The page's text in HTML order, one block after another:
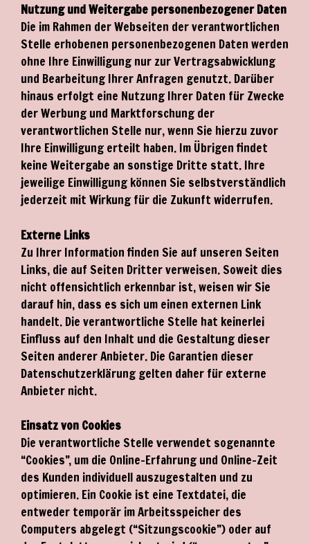
Nutzung und Weitergabe personenbezogener Daten
Die im Rahmen der Webseiten der verantwortlichen
Stelle erhobenen personenbezogenen Daten werden
ohne Ihre Einwilligung nur zur Vertragsabwicklung
und Bearbeitung Ihrer Anfragen genutzt. Darüber
hinaus erfolgt eine Nutzung Ihrer Daten für Zwecke
der Werbung und Marktforschung der
verantwortlichen Stelle nur, wenn Sie hierzu zuvor
Ihre Einwilligung erteilt haben. Im Übrigen findet
keine Weitergabe an sonstige Dritte statt. Ihre
jeweilige Einwilligung können Sie selbstverständlich
jederzeit mit Wirkung für die Zukunft widerrufen.
Externe Links
Zu Ihrer Information finden Sie auf unseren Seiten
Links, die auf Seiten Dritter verweisen. Soweit dies
nicht offensichtlich erkennbar ist, weisen wir Sie
darauf hin, dass es sich um einen externen Link
handelt. Die verantwortliche Stelle hat keinerlei
Einfluss auf den Inhalt und die Gestaltung dieser
Seiten anderer Anbieter. Die Garantien dieser
Datenschutzerklärung gelten daher für externe
Anbieter nicht.
Einsatz von Cookies
Die verantwortliche Stelle verwendet sogenannte
“Cookies”, um die Online-Erfahrung und Online-Zeit
des Kunden individuell auszugestalten und zu
optimieren. Ein Cookie ist eine Textdatei, die
entweder temporär im Arbeitsspeicher des
Computers abgelegt (“Sitzungscookie”) oder auf